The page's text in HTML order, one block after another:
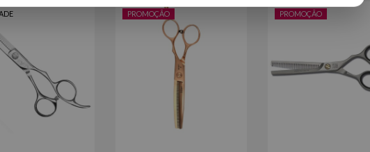
PROMOÇÃO PROMOÇÃO